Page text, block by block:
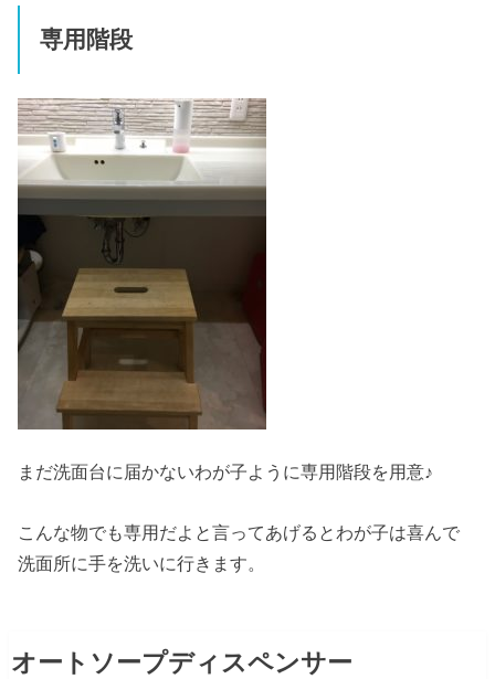
専用階段
まだ洗面台に届かないわが子ように専用階段を用意♪
こんな物でも専用だよと言ってあげるとわが子は喜んで
洗面所に手を洗いに行きます。
オートソープディスペンサー